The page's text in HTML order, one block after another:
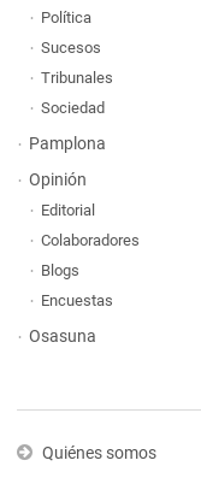
Política
Sucesos
Tribunales
Sociedad
Pamplona
Opinión
Editorial
Colaboradores
Blogs
Encuestas
Osasuna
Quiénes somos